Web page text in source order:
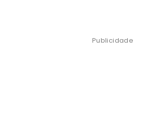
Publicidade